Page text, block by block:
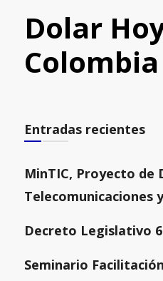
Dolar
Colombia
Entradas recientes
MinTIC, Proyecto de
Telecomunicaciones
Decreto Legislativo
Seminario